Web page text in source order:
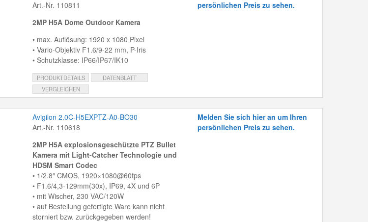
Art.-Nr. 110811
2MP H5A Dome Outdoor Kamera
• max. Auflösung: 1920 x 1080 Pixel
• Vario-Objektiv F1.6/9-22 mm, P-Iris
• Schutzklasse: IP66/IP67/IK10
PRODUKTDETAILS
DATENBLATT
VERGLEICHEN
persönlichen Preis zu sehen.
Avigilon 2.0C-H5EXPTZ-A0-BO30
Art.-Nr. 110618
2MP H5A explosionsgeschützte PTZ Bullet
Kamera mit Light-Catcher Technologie und
HDSM Smart Codec
• 1/2.8″ CMOS, 1920×1080@60fps
• F1.6/4,3-129mm(30x), IP69, 4X und 6P
• mit Wischer, 230 VAC/120W
• auf Bestellung gefertigte Ware kann nicht
storniert bzw. zurückgegeben werden!
Melden Sie sich hier an um Ihren
persönlichen Preis zu sehen.